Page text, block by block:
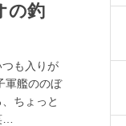
の釣
も入りが
軍艦ののぼ
ちょっと